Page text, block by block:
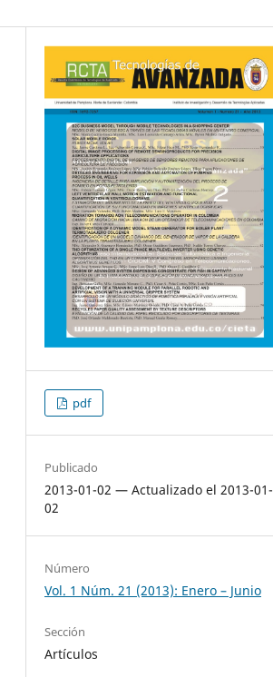
pdf
Publicado
2013-01-02 — Actualizado el 2013-01-
02
Número
Vol. 1 Núm. 21 (2013): Enero – Junio
Sección
Artículos